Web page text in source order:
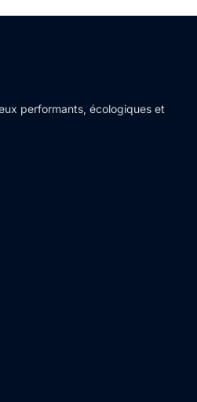
performants, écologiques et